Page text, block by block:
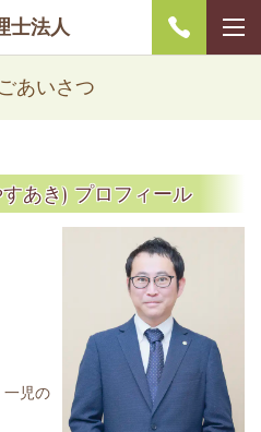
士法人
あいさつ
あき) プロフィール
一児の